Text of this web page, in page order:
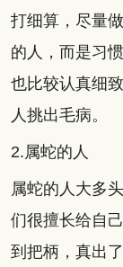
打细算，尽量
的人，而是习
也比较认真细
人挑出毛病。
2.属蛇的人
属蛇的人大多
们很擅长给自
到把柄，真出